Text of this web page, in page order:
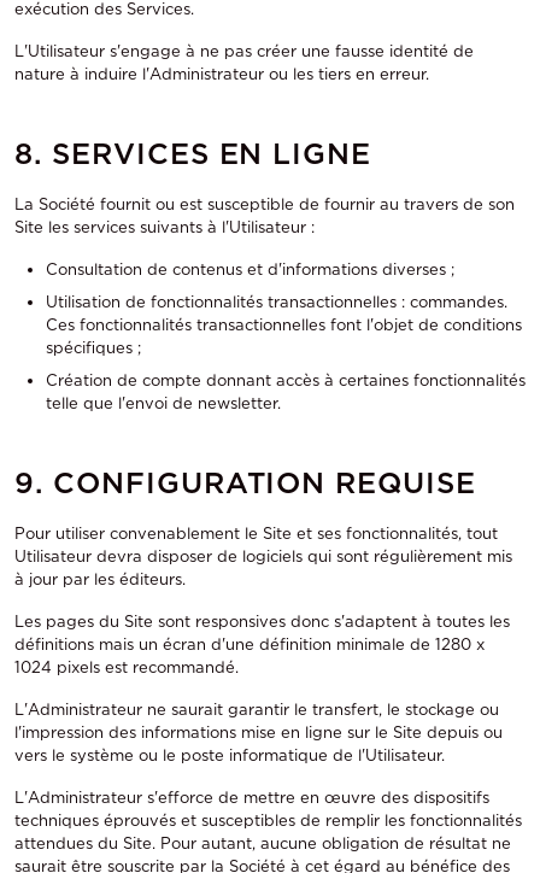
exécution des Services.
L'Utilisateur s'engage à ne pas créer une fausse identité de
nature à induire l'Administrateur ou les tiers en erreur.
8. SERVICES EN LIGNE
La Société fournit ou est susceptible de fournir au travers de son
Site les services suivants à l'Utilisateur :
Consultation de contenus et d'informations diverses ;
Utilisation de fonctionnalités transactionnelles : commandes.
Ces fonctionnalités transactionnelles font l'objet de conditions
spécifiques ;
Création de compte donnant accès à certaines fonctionnalités
telle que l'envoi de newsletter.
9. CONFIGURATION REQUISE
Pour utiliser convenablement le Site et ses fonctionnalités, tout
Utilisateur devra disposer de logiciels qui sont régulièrement mis
à jour par les éditeurs.
Les pages du Site sont responsives donc s'adaptent à toutes les
définitions mais un écran d'une définition minimale de 1280 x
1024 pixels est recommandé.
L'Administrateur ne saurait garantir le transfert, le stockage ou
l'impression des informations mise en ligne sur le Site depuis ou
vers le système ou le poste informatique de l'Utilisateur.
L'Administrateur s'efforce de mettre en œuvre des dispositifs
techniques éprouvés et susceptibles de remplir les fonctionnalités
attendues du Site. Pour autant, aucune obligation de résultat ne
saurait être souscrite par la Société à cet égard au bénéfice des